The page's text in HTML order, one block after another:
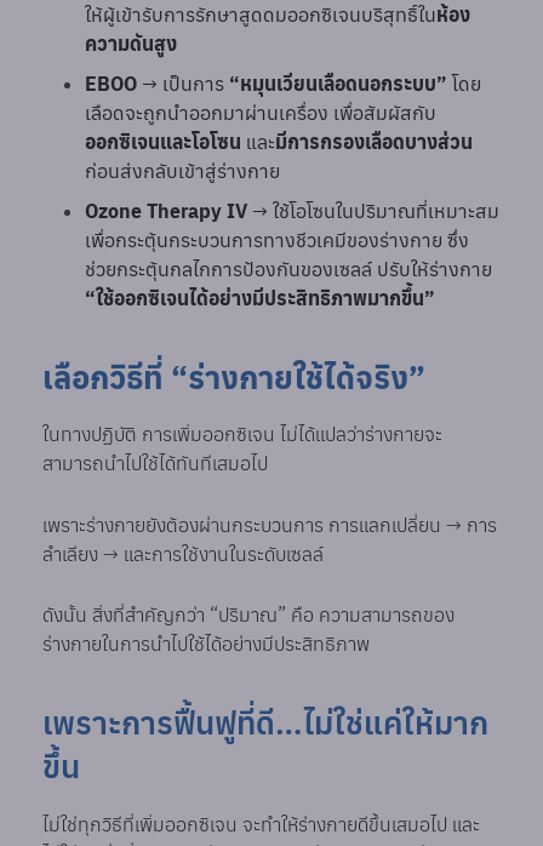
ให้ผู้เข้ารับการรักษาสูดดมออกซิเจนบริสุทธิ์ในห้อง
ความดันสูง
EBOO → เป็นการ “หมุนเวียนเลือดนอกระบบ” โดย
เลือดจะถูกนำออกมาผ่านเครื่อง เพื่อสัมผัสกับ
ออกซิเจนและโอโซน และมีการกรองเลือดบางส่วน
ก่อนส่งกลับเข้าสู่ร่างกาย
Ozone Therapy IV → ใช้โอโซนในปริมาณที่เหมาะสม
เพื่อกระตุ้นกระบวนการทางชีวเคมีของร่างกาย ซึ่ง
ช่วยกระตุ้นกลไกการป้องกันของเซลล์ ปรับให้ร่างกาย
“ใช้ออกซิเจนได้อย่างมีประสิทธิภาพมากขึ้น”
เลือกวิธีที่ “ร่างกายใช้ได้จริง”
ในทางปฏิบัติ การเพิ่มออกซิเจน ไม่ได้แปลว่าร่างกายจะ
สามารถนำไปใช้ได้ทันทีเสมอไป
เพราะร่างกายยังต้องผ่านกระบวนการ การแลกเปลี่ยน → การ
ลำเลียง → และการใช้งานในระดับเซลล์
ดังนั้น สิ่งที่สำคัญกว่า “ปริมาณ” คือ ความสามารถของ
ร่างกายในการนำไปใช้ได้อย่างมีประสิทธิภาพ
เพราะการฟื้นฟูที่ดี…ไม่ใช่แค่ให้มาก
ขึ้น
ไม่ใช่ทุกวิธีที่เพิ่มออกซิเจน จะทำให้ร่างกายดีขึ้นเสมอไป และ